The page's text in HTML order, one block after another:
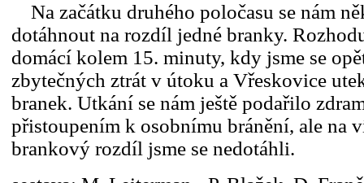
Na začátku druhého poločasu se nám
dotáhnout na rozdíl jedné branky.
domácí kolem 15. minuty, kdy jsme se
zbytečných ztrát v útoku a Vřeskovice
branek. Utkání se nám ještě podařilo
přistoupením k osobnímu bránění, ale na
brankový rozdíl jsme se nedotáhli.